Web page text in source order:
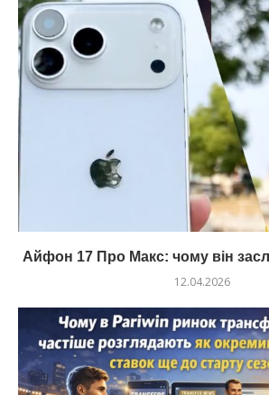
Айфон 17 Про Макс: чому він
12.04.2026